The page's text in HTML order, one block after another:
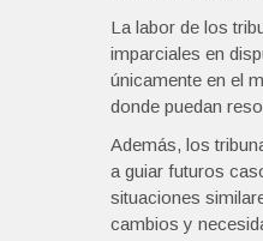
La labor de los
imparciales en
únicamente en el
donde puedan
Además, los
a guiar futuros
situaciones
cambios y